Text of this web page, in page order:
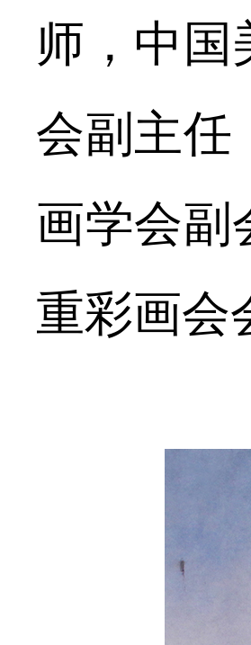
师，中国
会副主任
画学会副
重彩画会